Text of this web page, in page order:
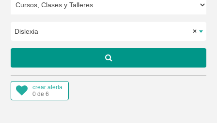
×
Dislexia
crear alerta
0 de 6